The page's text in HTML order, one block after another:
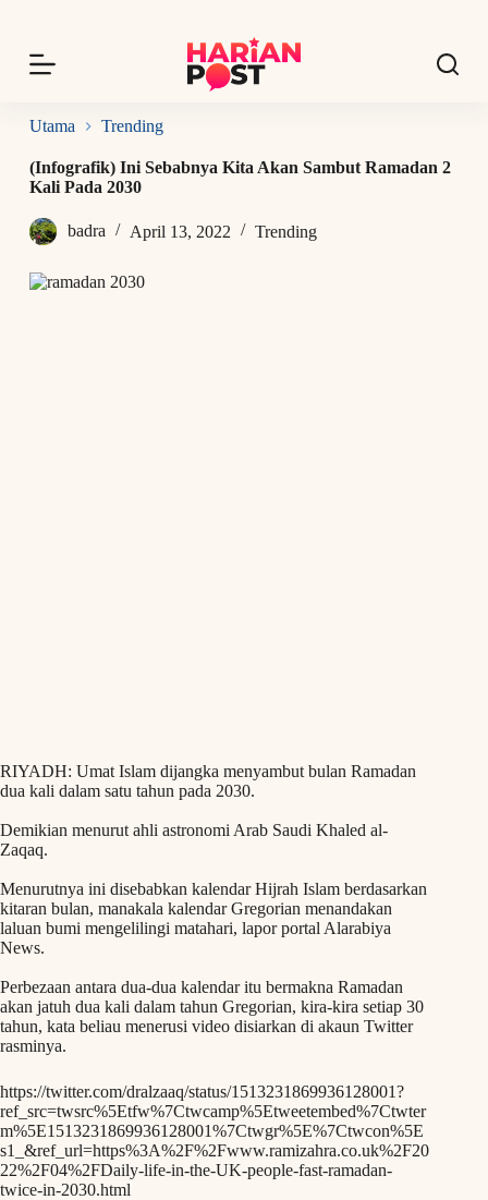
p
o
n
n
Utama Trending
(Infografik) Ini Sebabnya Kita Akan Sambut Ramadan 2
Kali Pada 2030
badra April 13, 2022 Trending
RIYADH: Umat Islam dijangka menyambut bulan Ramadan
dua kali dalam satu tahun pada 2030.
Demikian menurut ahli astronomi Arab Saudi Khaled al-
Zaqaq.
Menurutnya ini disebabkan kalendar Hijrah Islam berdasarkan
kitaran bulan, manakala kalendar Gregorian menandakan
laluan bumi mengelilingi matahari, lapor portal Alarabiya
News.
Perbezaan antara dua-dua kalendar itu bermakna Ramadan
akan jatuh dua kali dalam tahun Gregorian, kira-kira setiap 30
tahun, kata beliau menerusi video disiarkan di akaun Twitter
rasminya.
https://twitter.com/dralzaaq/status/1513231869936128001?
ref_src=twsrc%5Etfw%7Ctwcamp%5Etweetembed%7Ctwter
m%5E1513231869936128001%7Ctwgr%5E%7Ctwcon%5E
s1_&ref_url=https%3A%2F%2Fwww.ramizahra.co.uk%2F20
22%2F04%2FDaily-life-in-the-UK-people-fast-ramadan-
twice-in-2030.html